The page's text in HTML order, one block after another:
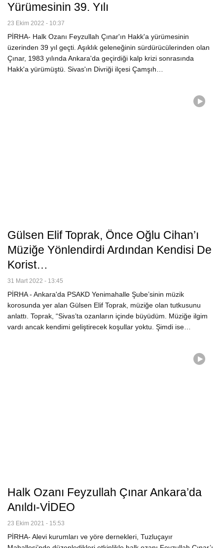
Yürümesinin 39. Yılı
23 Ekim 2022 - 10:37
PİRHA- Halk Ozanı Feyzullah Çınar'ın Hakk'a yürümesinin
üzerinden 39 yıl geçti. Aşıklık geleneğinin sürdürücülerinden olan
Çınar, 1983 yılında Ankara'da geçirdiği kalp krizi sonrasında
Hakk'a yürümüştü. Sivas'ın Divriği ilçesi Çamşıh…
Gülsen Elif Toprak, Önce Oğlu Cihan’ı
Müziğe Yönlendirdi Ardından Kendisi De
Korist…
31 Mart 2022 - 13:45
PİRHA - Ankara'da PSAKD Yenimahalle Şube’sinin müzik
korosunda yer alan Gülsen Elif Toprak, müziğe olan tutkusunu
anlattı. Toprak, “Sivas’ta ozanların içinde büyüdüm. Müziğe ilgim
vardı ancak kendimi geliştirecek koşullar yoktu. Şimdi ise…
Halk Ozanı Feyzullah Çınar Ankara’da
Anıldı-VİDEO
23 Ekim 2021 - 15:53
PİRHA- Alevi kurumları ve yöre dernekleri, Tuzluçayır